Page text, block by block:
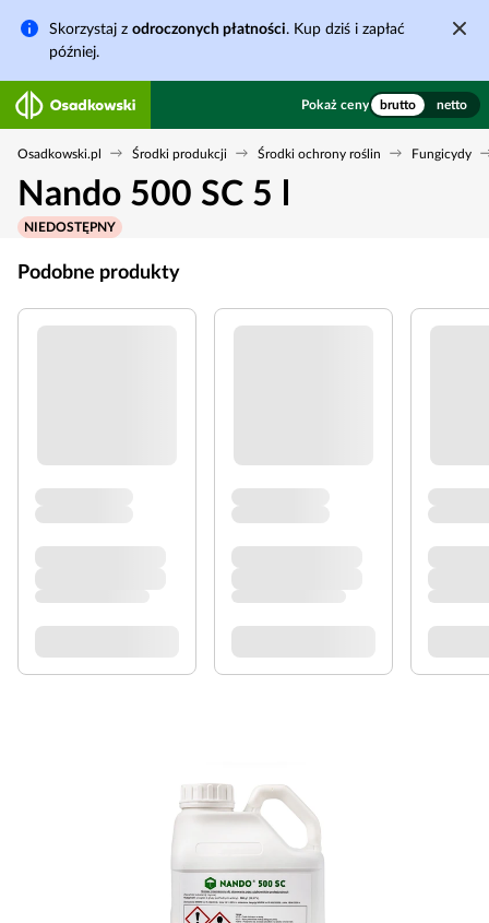
Skorzystaj z odroczonych płatności. Kup dziś i zapłać
później.
Pokaż ceny brutto netto
Osadkowski.pl Środki produkcji Środki ochrony roślin Fungicydy
Nando 500 SC 5 l
NIEDOSTĘPNY
Podobne produkty